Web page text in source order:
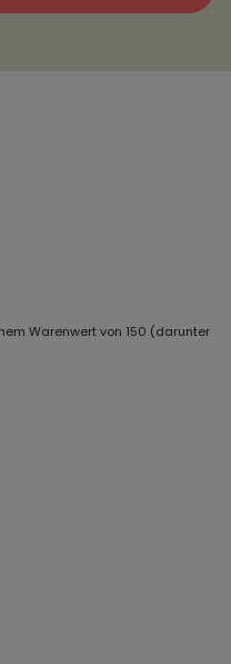
Warenwert von 150 (darunter